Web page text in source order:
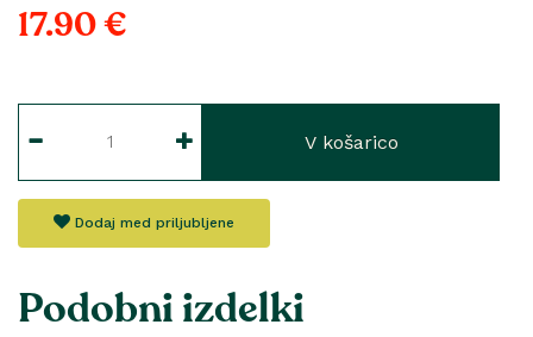
17.90 €
V košarico
Dodaj med priljubljene
Podobni izdelki